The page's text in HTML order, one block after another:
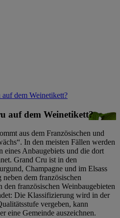
dem Weinetikett?
auf dem Weinetikett?
aus dem Französischen und
In den meisten Fällen werden
eines Anbaugebiets und die dort
Grand Cru ist in den
Champagne und im Elsass
dem französischen
französischen Weinbaugebieten
Die Klassifizierung wird in der
vergeben, kann
eine Gemeinde auszeichnen.